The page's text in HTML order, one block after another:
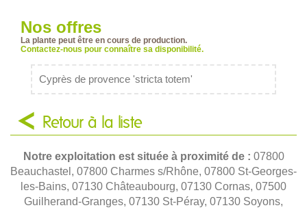
Nos offres
La plante peut être en cours de production.
Contactez-nous pour connaître sa disponibilité.
Cyprès de provence 'stricta totem'
Retour à la liste
Notre exploitation est située à proximité de : 07800
Beauchastel, 07800 Charmes s/Rhône, 07800 St-Georges-
les-Bains, 07130 Châteaubourg, 07130 Cornas, 07500
Guilherand-Granges, 07130 St-Péray, 07130 Soyons,